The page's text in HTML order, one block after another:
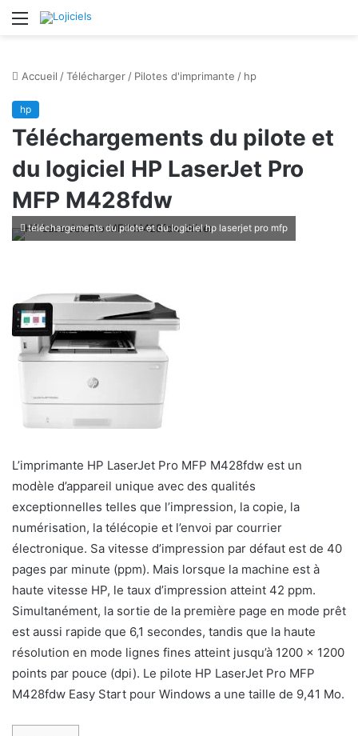
Menu
Accueil /Télécharger / Pilotes d'imprimante / hp
hp
Téléchargements du pilote et
du logiciel HP LaserJet Pro
MFP M428fdw
téléchargements du pilote et du logiciel hp laserjet pro mfp
L’imprimante HP LaserJet Pro MFP M428fdw est un
modèle d’appareil unique avec des qualités
exceptionnelles telles que l’impression, la copie, la
numérisation, la télécopie et l’envoi par courrier
électronique. Sa vitesse d’impression par défaut est de 40
pages par minute (ppm). Mais lorsque la machine est à
haute vitesse HP, le taux d’impression atteint 42 ppm.
Simultanément, la sortie de la première page en mode prêt
est aussi rapide que 6,1 secondes, tandis que la haute
résolution en mode lignes fines atteint jusqu’à 1200 x 1200
points par pouce (dpi). Le pilote HP LaserJet Pro MFP
M428fdw Easy Start pour Windows a une taille de 9,41 Mo.